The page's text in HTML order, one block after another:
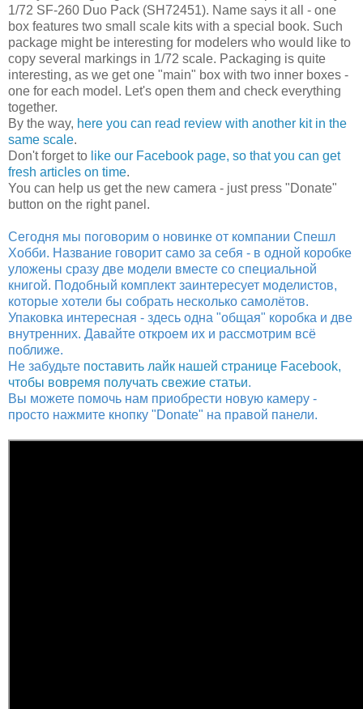
1/72 SF-260 Duo Pack (SH72451). Name says it all - one
box features two small scale kits with a special book. Such
package might be interesting for modelers who would like to
copy several markings in 1/72 scale. Packaging is quite
interesting, as we get one "main" box with two inner boxes -
one for each model. Let's open them and check everything
together.
By the way, here you can read review with another kit in the
same scale.
Don't forget to like our Facebook page, so that you can get
fresh articles on time.
You can help us get the new camera - just press "Donate"
button on the right panel.
Сегодня мы поговорим о новинке от компании Спешл
Хобби. Название говорит само за себя - в одной коробке
уложены сразу две модели вместе со специальной
книгой. Подобный комплект заинтересует моделистов,
которые хотели бы собрать несколько самолётов.
Упаковка интересная - здесь одна "общая" коробка и две
внутренних. Давайте откроем их и рассмотрим всё
поближе.
Не забудьте поставить лайк нашей странице Facebook,
чтобы вовремя получать свежие статьи.
Вы можете помочь нам приобрести новую камеру -
просто нажмите кнопку "Donate" на правой панели.